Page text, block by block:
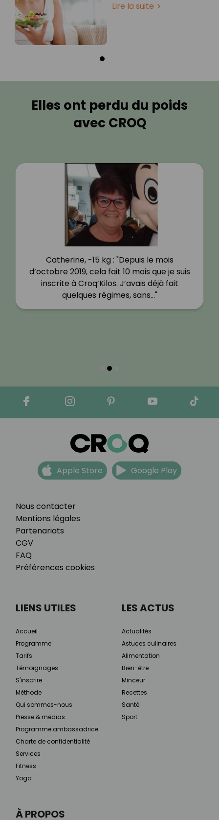
Lire la suite
Elles ont perdu du poids
avec CROQ
Catherine, -15 kg : "Depuis le mois
d’octobre 2019, cela fait 10 mois que je suis
inscrite à Croq’Kilos. J’avais déjà fait
quelques régimes, sans…"
Nous contacter
Mentions légales
Partenariats
CGV
FAQ
Préférences cookies
Apple Store Google Play
À PROPOS
LIENS UTILES
Accueil
Programme
Tarifs
Témoignages
S'inscrire
Méthode
Qui sommes-nous
Presse & médias
Programme ambassadrice
Charte de confidentialité
Services
Fitness
Yoga
LES ACTUS
Actualités
Astuces culinaires
Alimentation
Bien-être
Minceur
Recettes
Santé
Sport